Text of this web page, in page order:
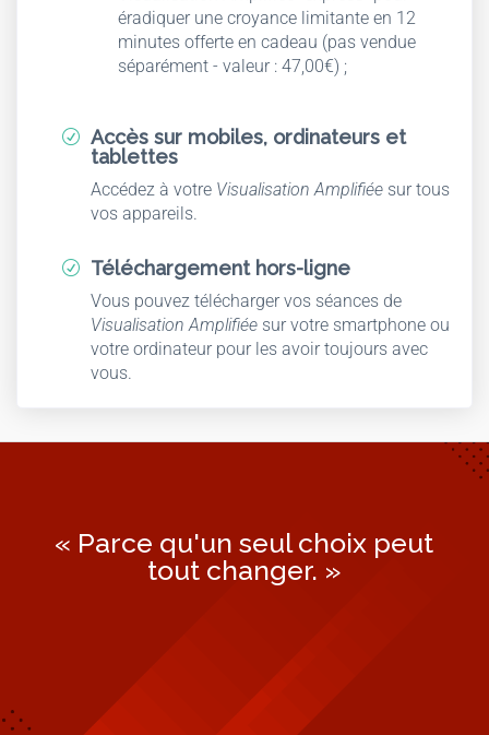
éradiquer une croyance limitante en 12
minutes offerte en cadeau (pas vendue
séparément - valeur : 47,00€) ;
R
Accès sur mobiles, ordinateurs et
tablettes
Accédez à votre Visualisation Amplifiée sur tous
vos appareils.
R Téléchargement hors-ligne
Vous pouvez télécharger vos séances de
Visualisation Amplifiée sur votre smartphone ou
votre ordinateur pour les avoir toujours avec
vous.
« Parce qu'un seul choix peut
tout changer. »